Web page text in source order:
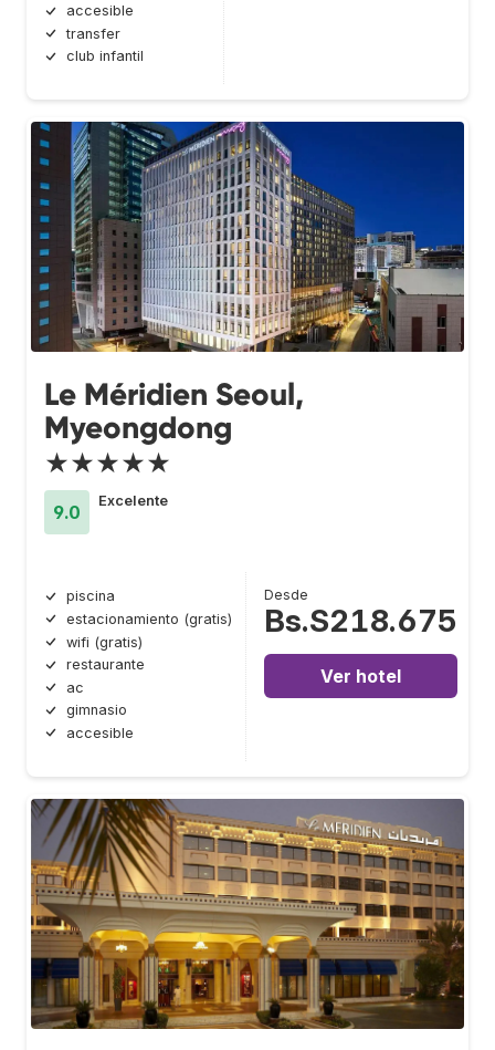
accesible
transfer
club infantil
Le Méridien Seoul,
Myeongdong
★★★★★
9.0
Excelente
piscina
estacionamiento (gratis)
wifi (gratis)
restaurante
ac
gimnasio
accesible
Desde
Bs.S218.675
Ver hotel